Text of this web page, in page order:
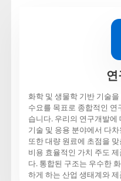
화학 및 생물학 기반 기술
수요를 목표로 종합적인
습니다. 우리의 연구개발
기술 및 응용 분야에서 다
또한 대량 원료에 초점을
비용 효율적인 가치 주도
다. 통합된 구조는 우수한
하게 하는 산업 생태계와